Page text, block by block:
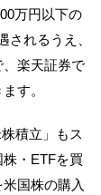
万円以下の
されるうえ、
、楽天証券で
す。
積立」もス
・ETFを買
国株の購入